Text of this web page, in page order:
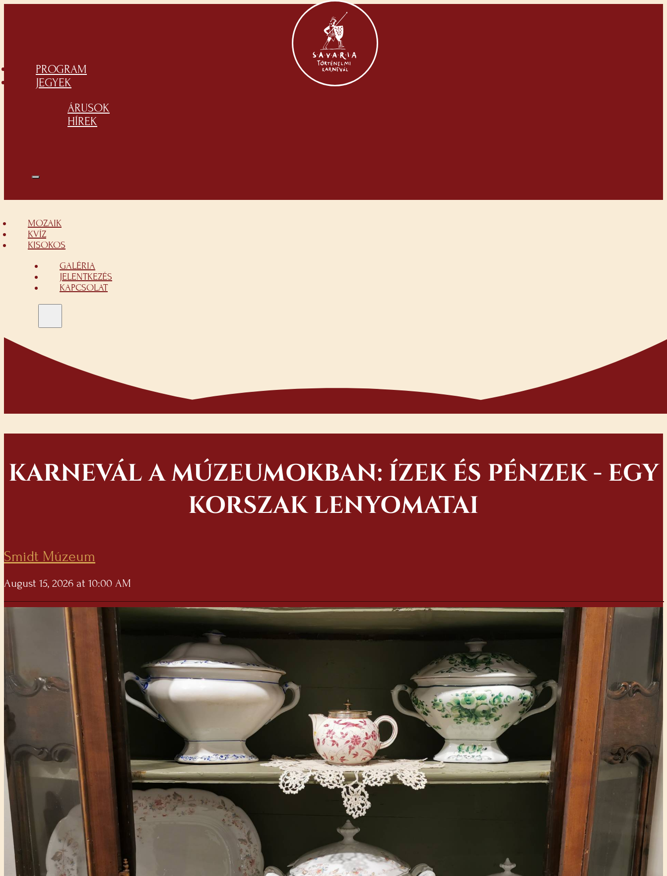
PROGRAM
JEGYEK
ÁRUSOK
HÍREK
MOZAIK
KVÍZ
KISOKOS
GALÉRIA
JELENTKEZÉS
KAPCSOLAT
KARNEVÁL A MÚZEUMOKBAN: ÍZEK ÉS PÉNZEK - EGY
KORSZAK LENYOMATAI
Smidt Múzeum
August 15, 2026 at 10:00 AM